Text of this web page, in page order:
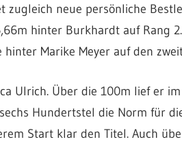
zugleich neue persönliche
hinter Burkhardt auf Rang
Marike Meyer auf den
Ulrich. Über die 100m lief er
Hundertstel die Norm für
Start klar den Titel. Auch